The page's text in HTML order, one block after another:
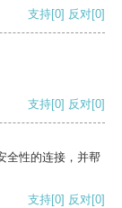
支持[0] 反对[0]
支持[0] 反对[0]
全性的连接，并帮
支持[0] 反对[0]